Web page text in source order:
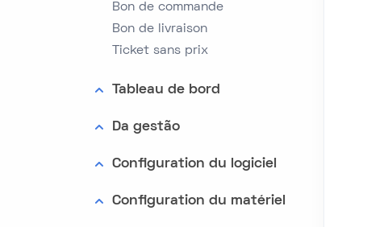
Bon de commande
Bon de livraison
Ticket sans prix
Tableau de bord
Da gestão
Configuration du logiciel
Configuration du matériel